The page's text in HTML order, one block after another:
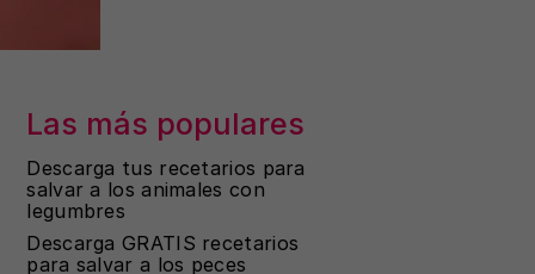
Las más populares
Descarga tus recetarios para
salvar a los animales con
legumbres
Descarga GRATIS recetarios
para salvar a los peces